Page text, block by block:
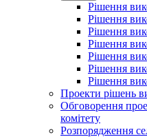
Рішення
Рішення
Рішення
Рішення
Рішення
Рішення
Рішення
Проекти рішень
Обговорення
комітету
Розпорядження